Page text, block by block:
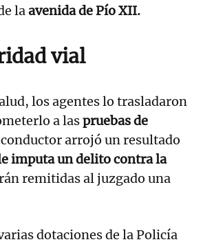
laavenida de Pío XII.
vial
los agentes lo trasladaron
a laspruebas de
conductor arrojó un resultado
imputa un delito contra la
remitidas al juzgado una
dotaciones de la Policía